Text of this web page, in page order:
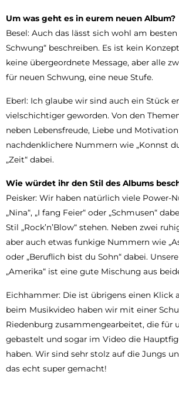
Um was geht es in eurem neuen Album?
Besel: Auch das lässt sich wohl am
Schwung“ beschreiben. Es ist kein
keine übergeordnete Message, aber alle
für neuen Schwung, eine neue Stufe.
Eberl: Ich glaube wir sind auch ein Stück
vielschichtiger geworden. Von den
neben Lebensfreude, Liebe und
nachdenklichere Nummern wie „Konnst
„Zeit“ dabei.
Wie würdet ihr den Stil des Albums
Peisker: Wir haben natürlich viele Power-
„Nina“, „I fang Feier“ oder „Schmusen“
Stil „Rock’n’Blow“ stehen. Neben zwei
aber auch etwas funkige Nummern wie
oder „Beruflich bist du Sohn“ dabei.
„Amerika“ ist eine gute Mischung aus
Eichhammer: Die ist übrigens einen Klick
beim Musikvideo haben wir mit einer
Riedenburg zusammengearbeitet, die für
gebastelt und sogar im Video die
haben. Wir sind sehr stolz auf die Jungs
das echt super gemacht!